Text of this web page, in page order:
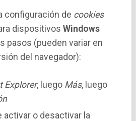
configuración de cookies
dispositivos Windows
pasos (pueden variar en
del navegador):
Explorer, luego Más, luego
activar o desactivar la